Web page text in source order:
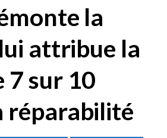
la
attribue la
7 sur 10
réparabilité